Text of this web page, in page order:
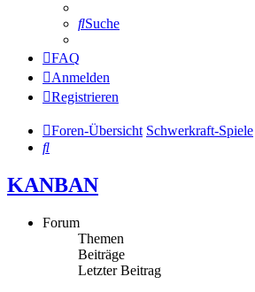
Suche
FAQ
Anmelden
Registrieren
Foren-Übersicht Schwerkraft-Spiele
Suche
KANBAN
Forum
Themen
Beiträge
Letzter Beitrag